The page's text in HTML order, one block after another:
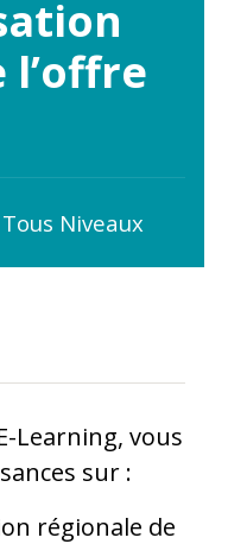
l’offre
Tous Niveaux
Learning, vous
sur :
régionale de